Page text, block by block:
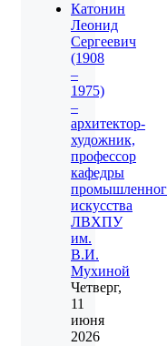
Катонин
Леонид
Сергеевич
(1908
–
1975)
–
архитектор-
художник,
профессор
кафедры
искусства
ЛВХПУ
им.
В.И.
Мухиной
Четверг,
11
июня
2026